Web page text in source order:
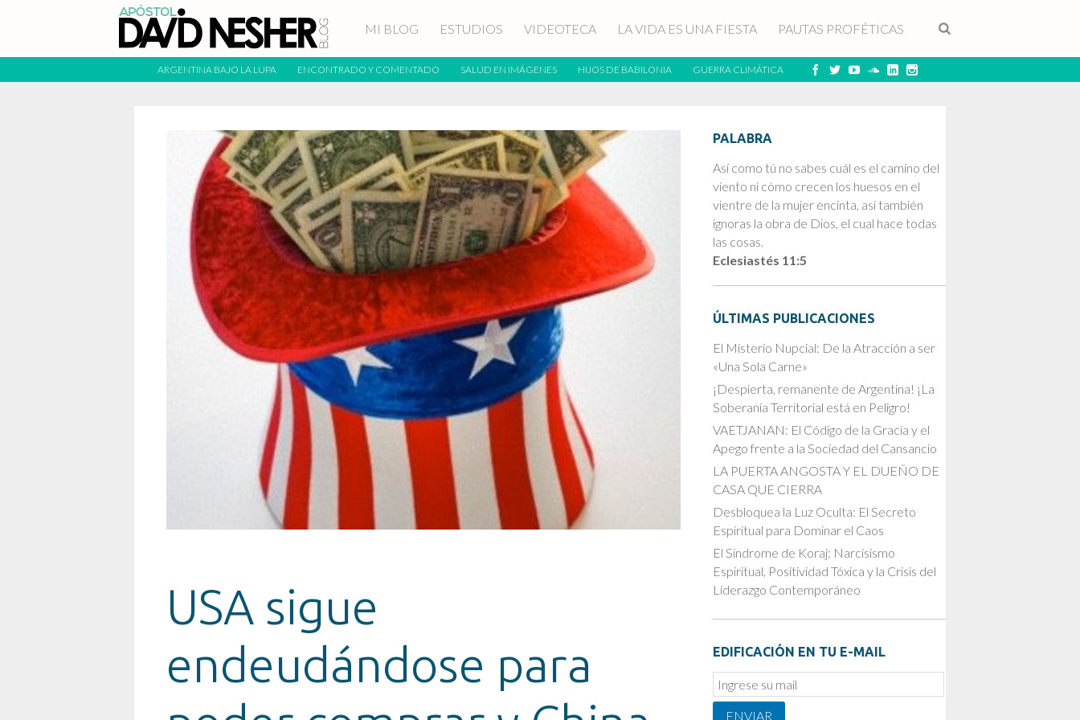
MI BLOG ESTUDIOS VIDEOTECA LA VIDA ES UNA FIESTA PAUTAS PROFÉTICAS
ARGENTINA BAJO LA LUPA ENCONTRADO Y COMENTADO SALUD EN IMÁGENES HIJOS DE BABILONIA GUERRA CLIMÁTICA
USA sigue
endeudándose para
PALABRA
Así como tú no sabes cuál es el camino del
viento ni cómo crecen los huesos en el
vientre de la mujer encinta, así también
ignoras la obra de Dios, el cual hace todas
las cosas.
Eclesiastés 11:5
ÚLTIMAS PUBLICACIONES
El Misterio Nupcial: De la Atracción a ser
«Una Sola Carne»
¡Despierta, remanente de Argentina! ¡La
Soberanía Territorial está en Peligro!
VAETJANAN: El Código de la Gracia y el
Apego frente a la Sociedad del Cansancio
LA PUERTA ANGOSTA Y EL DUEÑO DE
CASA QUE CIERRA
Desbloquea la Luz Oculta: El Secreto
Espiritual para Dominar el Caos
El Síndrome de Koraj: Narcisismo
Espiritual, Positividad Tóxica y la Crisis del
Liderazgo Contemporáneo
EDIFICACIÓN EN TU E-MAIL
Email
Subscription
ENVIAR